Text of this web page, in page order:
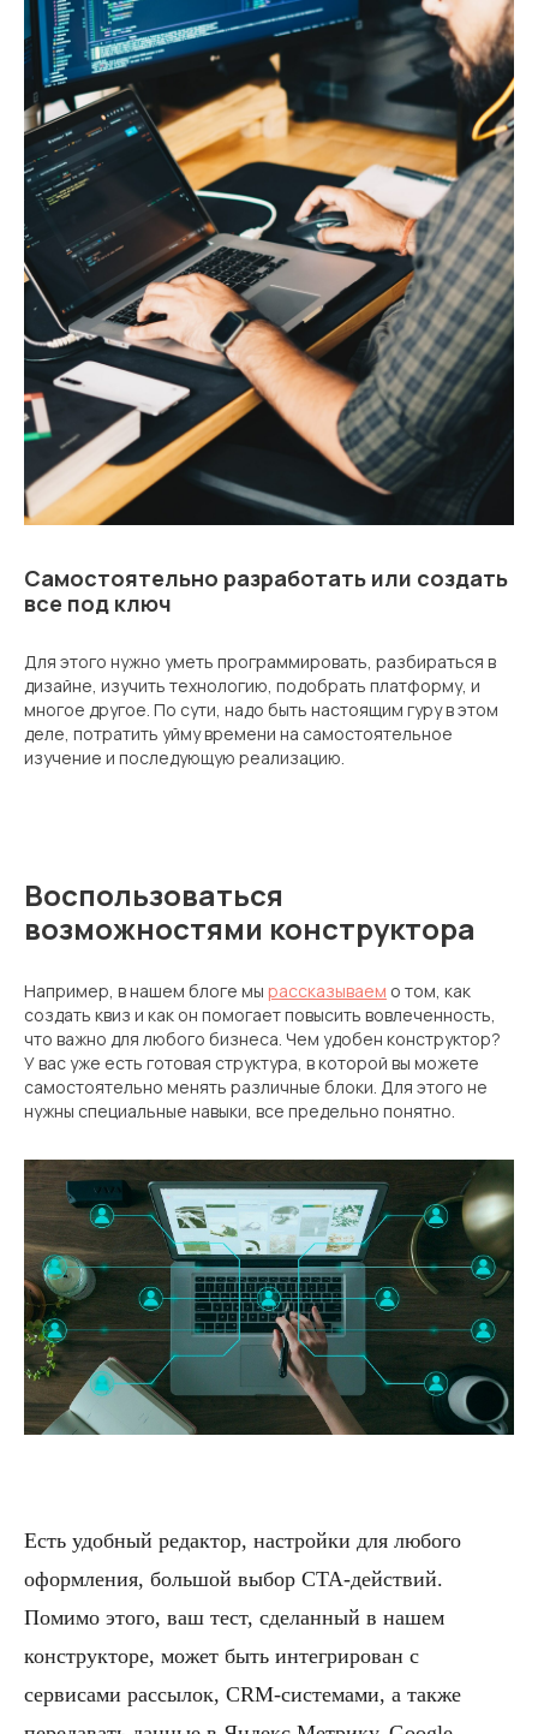
Самостоятельно разработать или создать
все под ключ
Для этого нужно уметь программировать, разбираться в
дизайне, изучить технологию, подобрать платформу, и
многое другое. По сути, надо быть настоящим гуру в этом
деле, потратить уйму времени на самостоятельное
изучение и последующую реализацию.
Воспользоваться
возможностями конструктора
Например, в нашем блоге мы рассказываем о том, как
создать квиз и как он помогает повысить вовлеченность,
что важно для любого бизнеса. Чем удобен конструктор?
У вас уже есть готовая структура, в которой вы можете
самостоятельно менять различные блоки. Для этого не
нужны специальные навыки, все предельно понятно.
Есть удобный редактор, настройки для любого
оформления, большой выбор CTA-действий.
Помимо этого, ваш тест, сделанный в нашем
конструкторе, может быть интегрирован с
сервисами рассылок, CRM-системами, а также